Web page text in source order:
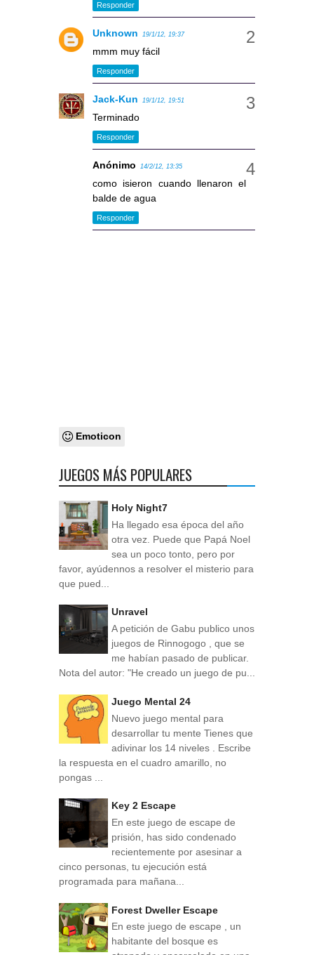
Responder
Unknown 19/1/12, 19:37
mmm muy fácil
Responder
Jack-Kun 19/1/12, 19:51
Terminado
Responder
Anónimo 14/2/12, 13:35
como isieron cuando llenaron el
balde de agua
Responder
Emoticon
JUEGOS MÁS POPULARES
Holy Night7
Ha llegado esa época del año
otra vez. Puede que Papá Noel
sea un poco tonto, pero por
favor, ayúdennos a resolver el misterio para
que pued...
Unravel
A petición de Gabu publico unos
juegos de Rinnogogo , que se
me habían pasado de publicar.
Nota del autor: "He creado un juego de pu...
Juego Mental 24
Nuevo juego mental para
desarrollar tu mente Tienes que
adivinar los 14 niveles . Escribe
la respuesta en el cuadro amarillo, no
pongas ...
Key 2 Escape
En este juego de escape de
prisión, has sido condenado
recientemente por asesinar a
cinco personas, tu ejecución está
programada para mañana...
Forest Dweller Escape
En este juego de escape , un
habitante del bosque es